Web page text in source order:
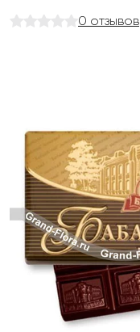
0 отзывов